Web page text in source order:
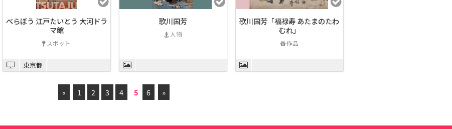
べらぼう 江戸たいとう 大河ドラ
マ館
スポット
東京都
歌川国芳
人物
歌川国芳「福禄寿 あたまのたわ
むれ」
作品
« 1 2 3 4 5 6 »